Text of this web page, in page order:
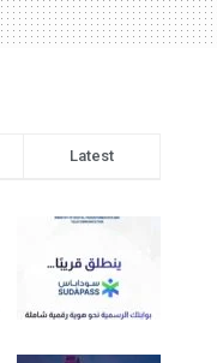
Latest